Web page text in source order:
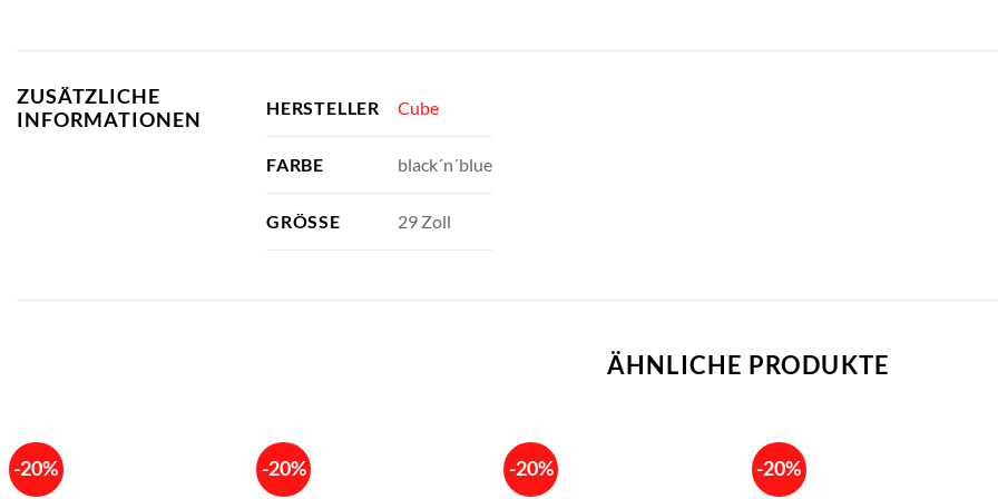
ZUSÄTZLICHE
INFORMATIONEN
HERSTELLER Cube
FARBE black´n´blue
GRÖSSE 29 Zoll
ÄHNLICHE PRODUKTE
-20% -20% -20% -20%